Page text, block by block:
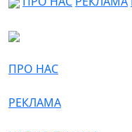
ПРО НАС
РЕКЛАМА